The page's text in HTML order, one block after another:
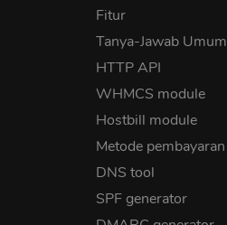
Fitur
Tanya-Jawab Umum
HTTP API
WHMCS module
Hostbill module
Metode pembayaran
DNS tool
SPF generator